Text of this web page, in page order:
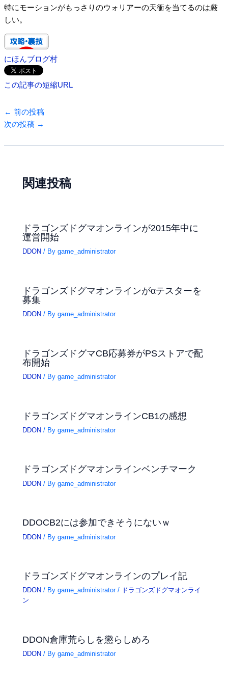
特にモーションがもっさりのウォリアーの天衝を当てるのは厳
しい。
にほんブログ村
この記事の短縮URL
← 前の投稿
次の投稿 →
関連投稿
ドラゴンズドグマオンラインが2015年中に
運営開始
DDON / Bygame_administrator
ドラゴンズドグマオンラインがαテスターを
募集
DDON / Bygame_administrator
ドラゴンズドグマCB応募券がPSストアで配
布開始
DDON / Bygame_administrator
ドラゴンズドグマオンラインCB1の感想
DDON / Bygame_administrator
ドラゴンズドグマオンラインベンチマーク
DDON / Bygame_administrator
DDOCB2には参加できそうにないｗ
DDON / Bygame_administrator
ドラゴンズドグマオンラインのプレイ記
DDON / Bygame_administrator/ ドラゴンズドグマオンライ
ン
DDON倉庫荒らしを懲らしめろ
DDON / Bygame_administrator